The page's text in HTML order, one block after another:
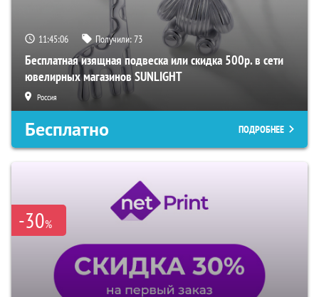
11:45:05 Получили:73
Бесплатная изящная подвеска или скидка 500р. в сети
ювелирных магазинов SUNLIGHT
Россия
Бесплатно ПОДРОБНЕЕ
-30%